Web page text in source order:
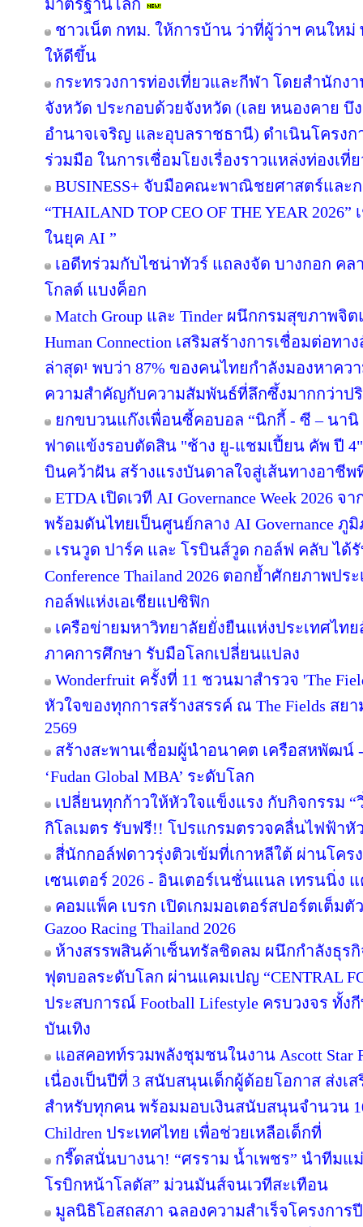
มาตรฐานโลก
ชาวเน็ต กทม. ให้การบ้าน ว่าที่ผู้ว่าฯ คนให
ให้ดีขึ้น
กระทรวงการท่องเที่ยวและกีฬา โดยสำนักง
จังหวัด ประกอบด้วยจังหวัด (เลย หนองคาย
อำนาจเจริญ และอุบลราชธานี) ดำเนินโครง
ร่วมมือ ในการเชื่อมโยงเรื่องราวแหล่งท่องเที่
BUSINESS+ จับมือคณะพาณิชยศาสตร์และ
“THAILAND TOP CEO OF THE YEAR
ในยุค AI ”
เอดีทร่วมกับไชน่าทัวร์ แถลงจัด บางกอก ค
โกลด์ แบงค็อก
Match Group และ Tinder ผนึกกรมสุขภาพ
Human Connection เสริมสร้างการเชื่อมต่อท
ล่าสุด¹ พบว่า 87% ของคนไทยกำลังมองหาค
ความสำคัญกับความสัมพันธ์ที่ลึกซึ้งมากกว่าป
ยกขบวนแก๊งเพื่อนซี้คอบอล “นิกกี้ - ซี – นานิ
ฟาดแข้งรอบตัดสิน "ช้าง ยู-แชมเปี้ยน คัพ ปี
บินคว้าฝัน สร้างแรงบันดาลใจสู่เส้นทางอาชี
ETDA เปิดเวที AI Governance Week 2026
พร้อมดันไทยเป็นศูนย์กลาง AI Governance ภู
เรนวูด ปาร์ค และ โรบินส์วูด กอล์ฟ คลับ ได้รั
Conference Thailand 2026 ตอกย้ำศักยภาพป
กอล์ฟแห่งเอเชียแปซิฟิก
เครือข่ายมหาวิทยาลัยยั่งยืนแห่งประเทศไท
ภาคการศึกษา รับมือโลกเปลี่ยนแปลง
Wonderfruit ครั้งที่ 11 ชวนมาสำรวจ 'The
หัวใจของทุกการสร้างสรรค์ ณ The Fields ส
2569
สร้างสะพานเชื่อมผู้นำอนาคต เครือสหพัฒ
‘Fudan Global MBA’ ระดับโลก
เปลี่ยนทุกก้าวให้หัวใจแข็งแรง กับกิจกรรม “
กิโลเมตร รับฟรี!! โปรแกรมตรวจคลื่นไฟฟ้าหั
สี่นักกอล์ฟดาวรุ่งติวเข้มที่เกาหลีใต้ ผ่านโคร
เซนเตอร์ 2026 - อินเตอร์เนชั่นแนล เทรนนิ่ง
คอมแพ็ค เบรก เปิดเกมมอเตอร์สปอร์ตเต็มตั
Gazoo Racing Thailand 2026
ห้างสรรพสินค้าเซ็นทรัลชิดลม ผนึกกำลังธุร
ฟุตบอลระดับโลก ผ่านแคมเปญ “CENTRAL
ประสบการณ์ Football Lifestyle ครบวงจร ทั้
บันเทิง
แอสคอทท์รวมพลังชุมชนในงาน Ascott Star
เนื่องเป็นปีที่ 3 สนับสนุนเด็กผู้ด้อยโอกาส ส่งเ
สำหรับทุกคน พร้อมมอบเงินสนับสนุนจำนวน
Children ประเทศไทย เพื่อช่วยเหลือเด็กที่
กรี๊ดสนั่นบางนา! “ศรราม น้ำเพชร” นำทีมแ
โรบิกหน้าโลตัส” ม่วนมันส์จนเวทีสะเทือน
มูลนิธิโอสถสภา ฉลองความสำเร็จโครงการ